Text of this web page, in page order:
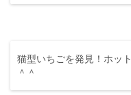
猫型いちごを発見！ホッ
＾＾